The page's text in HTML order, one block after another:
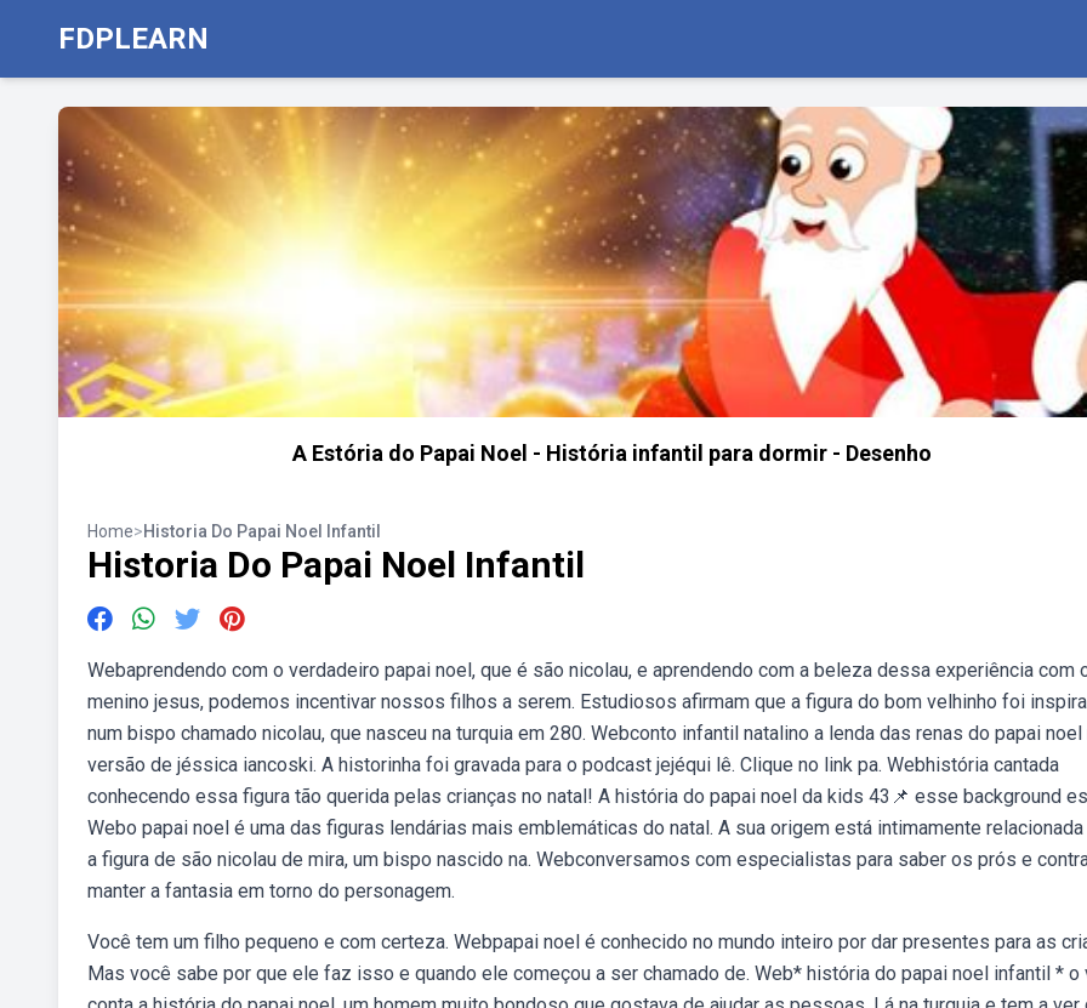
FDPLEARN
A Estória do Papai Noel - História infantil para dormir - Desenho
Home>Historia Do Papai Noel Infantil
Historia Do Papai Noel Infantil
Webaprendendo com o verdadeiro papai noel, que é são nicolau, e aprendendo com a beleza dessa experiência com
menino jesus, podemos incentivar nossos filhos a serem. Estudiosos afirmam que a figura do bom velhinho foi
num bispo chamado nicolau, que nasceu na turquia em 280. Webconto infantil natalino a lenda das renas do papai noel
versão de jéssica iancoski. A historinha foi gravada para o podcast jejéqui lê. Clique no link pa. Webhistória cantada
conhecendo essa figura tão querida pelas crianças no natal! A história do papai noel da kids 43📌 esse background
Webo papai noel é uma das figuras lendárias mais emblemáticas do natal. A sua origem está intimamente
a figura de são nicolau de mira, um bispo nascido na. Webconversamos com especialistas para saber os prós e
manter a fantasia em torno do personagem.
Você tem um filho pequeno e com certeza. Webpapai noel é conhecido no mundo inteiro por dar presentes para as
Mas você sabe por que ele faz isso e quando ele começou a ser chamado de. Web* história do papai noel infantil * o